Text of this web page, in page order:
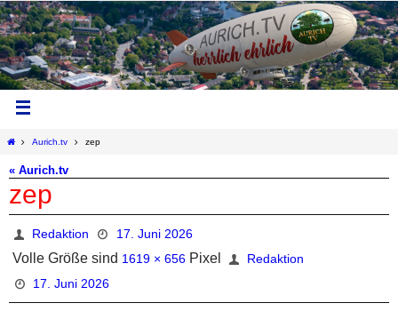
Aurich.tv zep
« Aurich.tv
zep
Redaktion 17. Juni 2026
Volle Größe sind 1619 × 656 Pixel
Redaktion
17. Juni 2026